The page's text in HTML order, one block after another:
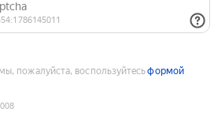
пожалуйста, воспользуйтесьформой